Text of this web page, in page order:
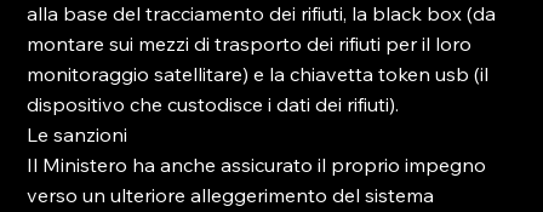
alla base del tracciamento dei rifiuti, la black box (da
montare sui mezzi di trasporto dei rifiuti per il loro
monitoraggio satellitare) e la chiavetta token usb (il
dispositivo che custodisce i dati dei rifiuti).
Le sanzioni
Il Ministero ha anche assicurato il proprio impegno
verso un ulteriore alleggerimento del sistema